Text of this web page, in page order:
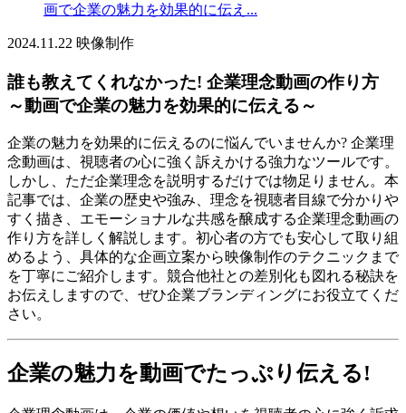
画で企業の魅力を効果的に伝え...
2024.11.22 映像制作
誰も教えてくれなかった! 企業理念動画の作り方
～動画で企業の魅力を効果的に伝える～
企業の魅力を効果的に伝えるのに悩んでいませんか? 企業理
念動画は、視聴者の心に強く訴えかける強力なツールです。
しかし、ただ企業理念を説明するだけでは物足りません。本
記事では、企業の歴史や強み、理念を視聴者目線で分かりや
すく描き、エモーショナルな共感を醸成する企業理念動画の
作り方を詳しく解説します。初心者の方でも安心して取り組
めるよう、具体的な企画立案から映像制作のテクニックまで
を丁寧にご紹介します。競合他社との差別化も図れる秘訣を
お伝えしますので、ぜひ企業ブランディングにお役立てくだ
さい。
企業の魅力を動画でたっぷり伝える!